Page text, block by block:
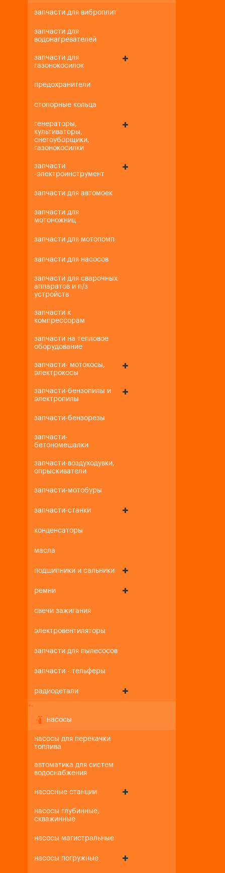
запчасти для виброплит
запчасти для
водонагревателей
запчасти для
газонокосилок
предохранители
стопорные кольца
генераторы,
культиваторы,
снегоуборщики,
газонокосилки
запчасти
-электроинструмент
запчасти для автомоек
запчасти для
мотоножниц
запчасти для мотопомп
запчасти для насосов
запчасти для сварочных
аппаратов и п/з
устройств
запчасти к
компрессорам
запчасти на тепловое
оборудование
запчасти- мотокосы,
электрокосы
запчасти-бензопилы и
электропилы
запчасти-бензорезы
запчасти-
бетономешалки
запчасти-воздуходувки,
опрыскиватели
запчасти-мотобуры
запчасти-станки
конденсаторы
масла
подшипники и сальники
ремни
свечи зажигания
электровентиляторы
запчасти для пылесосов
запчасти - тельферы
радиодетали
+-
насосы
насосы для перекачки
топлива
автоматика для систем
водоснабжения
насосные станции
насосы глубинные,
скважинные
насосы магистральные
насосы погружные